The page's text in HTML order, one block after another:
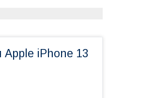
Apple iPhone 13